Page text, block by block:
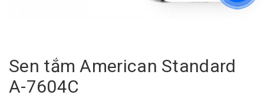
Sen tắm American Standard
A-7604C